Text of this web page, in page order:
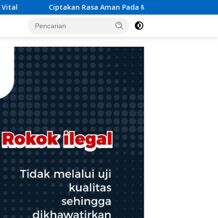
Malam Hari, Polsek Bebandem Gelar Blue Light Patrol di